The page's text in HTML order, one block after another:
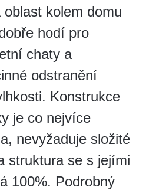
oblast kolem domu
hodí pro
chaty a
odstranění
Konstrukce
je co nejvíce
nevyžaduje složité
struktura se s jejími
100%. Podrobný